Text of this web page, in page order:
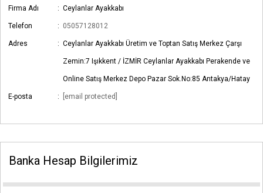
Firma Adı : Ceylanlar Ayakkabı
Telefon : 05057128012
Adres : Ceylanlar Ayakkabı Üretim ve Toptan Satış Merkez Çarşı
Zemin:7 Işıkkent / İZMİR Ceylanlar Ayakkabı Perakende ve
Online Satış Merkez Depo Pazar Sok.No:85 Antakya/Hatay
E-posta : [email protected]
Banka Hesap Bilgilerimiz